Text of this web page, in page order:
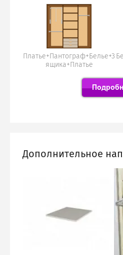
Платье+Пантограф+Белье+3
ящика+Платье
Дополнительное